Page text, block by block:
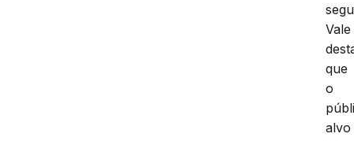
Vale
que
o
alvo